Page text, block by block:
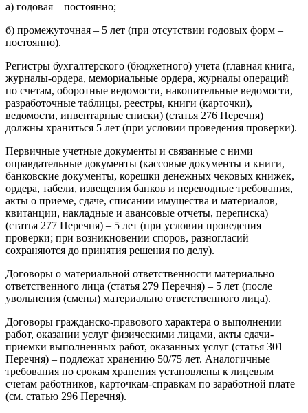
а) годовая – постоянно;
б) промежуточная – 5 лет (при отсутствии годовых форм –
постоянно).
Регистры бухгалтерского (бюджетного) учета (главная книга,
журналы-ордера, мемориальные ордера, журналы операций
по счетам, оборотные ведомости, накопительные ведомости,
разработочные таблицы, реестры, книги (карточки),
ведомости, инвентарные списки) (статья 276 Перечня)
должны храниться 5 лет (при условии проведения проверки).
Первичные учетные документы и связанные с ними
оправдательные документы (кассовые документы и книги,
банковские документы, корешки денежных чековых книжек,
ордера, табели, извещения банков и переводные требования,
акты о приеме, сдаче, списании имущества и материалов,
квитанции, накладные и авансовые отчеты, переписка)
(статья 277 Перечня) – 5 лет (при условии проведения
проверки; при возникновении споров, разногласий
сохраняются до принятия решения по делу).
Договоры о материальной ответственности материально
ответственного лица (статья 279 Перечня) – 5 лет (после
увольнения (смены) материально ответственного лица).
Договоры гражданско-правового характера о выполнении
работ, оказании услуг физическими лицами, акты сдачи-
приемки выполненных работ, оказанных услуг (статья 301
Перечня) – подлежат хранению 50/75 лет. Аналогичные
требования по срокам хранения установлены к лицевым
счетам работников, карточкам-справкам по заработной плате
(см. статью 296 Перечня).